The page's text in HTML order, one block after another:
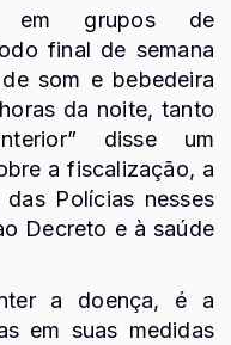
em grupos de
final de semana
som e bebedeira
da noite, tanto
disse um
a fiscalização, a
Polícias nesses
Decreto e à saúde
a doença, é a
em suas medidas